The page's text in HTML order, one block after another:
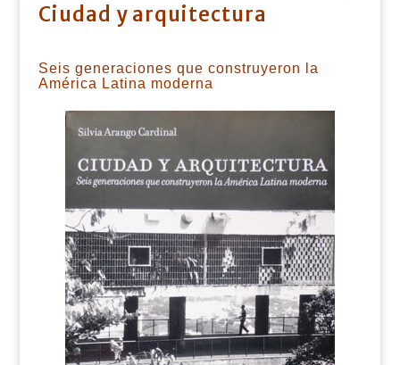
Ciudad y arquitectura
Seis generaciones que construyeron la
América Latina moderna